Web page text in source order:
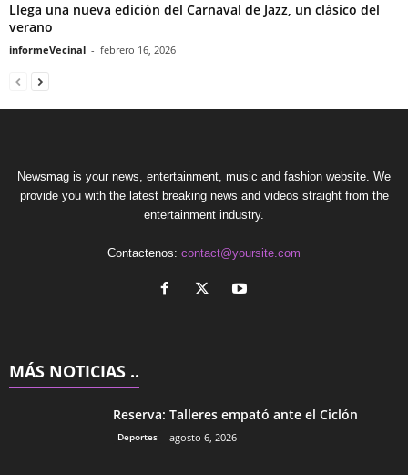
Llega una nueva edición del Carnaval de Jazz, un clásico del
verano
informeVecinal - febrero 16, 2026
Newsmag is your news, entertainment, music and fashion website. We
provide you with the latest breaking news and videos straight from the
entertainment industry.
Contactenos: contact@yoursite.com
MÁS NOTICIAS ..
Reserva: Talleres empató ante el Ciclón
Deportes agosto 6, 2026